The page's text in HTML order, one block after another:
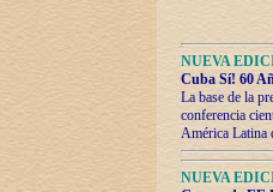
NUEVA
Cuba Sí! 60
La base de la
conferencia
América Latina
NUEVA